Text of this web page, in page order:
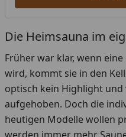
Die Heimsauna im
Früher war klar, wenn
wird, kommt sie in den
optisch kein Highlight
aufgehoben. Doch die
heutigen Modelle wollen